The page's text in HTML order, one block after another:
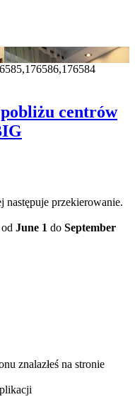
centrów
przekierowanie.
June 1 do September
znalazłeś na stronie